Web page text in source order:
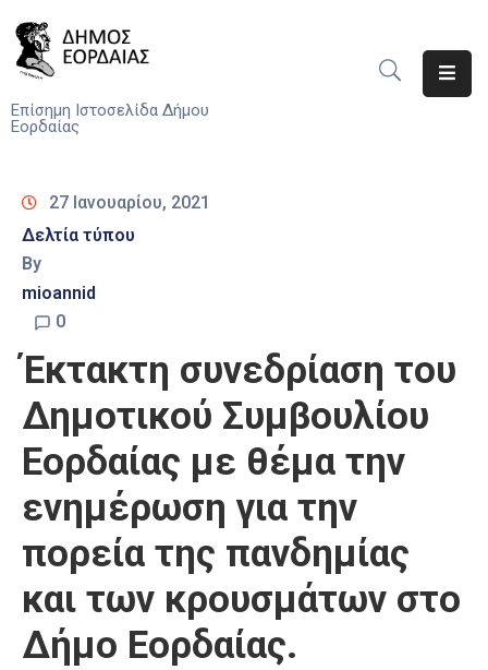
Επίσημη Ιστοσελίδα Δήμου
Εορδαίας
Υπηρεσίες
Του
Δήμου
Προσκλήσεις
Αποφάσεις
Τηλέφωνα
Καιρός
27 Ιανουαρίου, 2021
Δελτία τύπου
By
mioannid
0
Έκτακτη συνεδρίαση του
Δημοτικού Συμβουλίου
Εορδαίας με θέμα την
ενημέρωση για την
πορεία της πανδημίας
και των κρουσμάτων στο
Δήμο Εορδαίας.